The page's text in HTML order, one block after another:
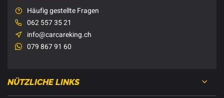
Häufig gestellte Fragen
062 557 35 21
info@carcareking.ch
079 867 91 60
NÜTZLICHE LINKS